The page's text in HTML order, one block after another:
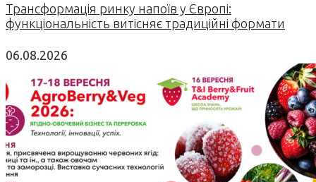
Трансформація ринку напоїв у Європі:
функціональність витісняє традиційні формати
06.08.2026